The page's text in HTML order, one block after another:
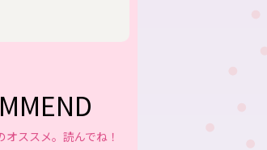
ススメ。読んでね！